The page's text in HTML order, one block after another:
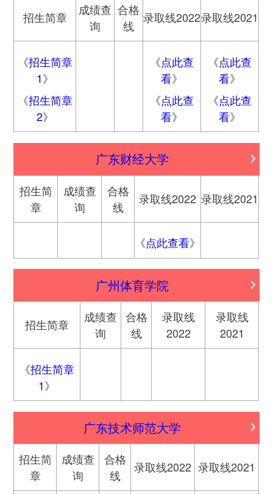
招生简章
成绩查
询
合格
线
录取线2022录取线2021
《招生简章
1》
《招生简章
2》
《点此查
看》
《点此查
看》
《点此查
看》
《点此查
看》
广东财经大学
招生简
章
成绩查
询
合格
线
录取线2022 录取线2021
《点此查看》
广州体育学院
招生简章
成绩查
询
合格
线
录取线
2022
录取线
2021
《招生简章
1》
广东技术师范大学
招生简
章
成绩查
询
合格
线
录取线2022 录取线2021